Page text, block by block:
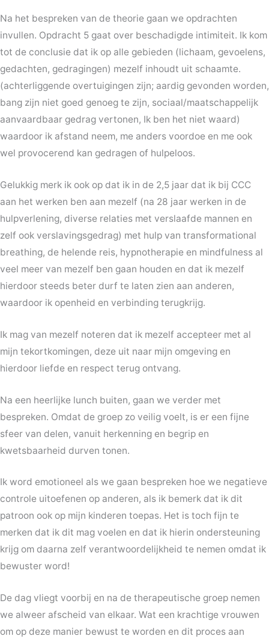
Na het bespreken van de theorie gaan we opdrachten
invullen. Opdracht 5 gaat over beschadigde intimiteit. Ik kom
tot de conclusie dat ik op alle gebieden (lichaam, gevoelens,
gedachten, gedragingen) mezelf inhoudt uit schaamte.
(achterliggende overtuigingen zijn; aardig gevonden worden,
bang zijn niet goed genoeg te zijn, sociaal/maatschappelijk
aanvaardbaar gedrag vertonen, Ik ben het niet waard)
waardoor ik afstand neem, me anders voordoe en me ook
wel provocerend kan gedragen of hulpeloos.
Gelukkig merk ik ook op dat ik in de 2,5 jaar dat ik bij CCC
aan het werken ben aan mezelf (na 28 jaar werken in de
hulpverlening, diverse relaties met verslaafde mannen en
zelf ook verslavingsgedrag) met hulp van transformational
breathing, de helende reis, hypnotherapie en mindfulness al
veel meer van mezelf ben gaan houden en dat ik mezelf
hierdoor steeds beter durf te laten zien aan anderen,
waardoor ik openheid en verbinding terugkrijg.
Ik mag van mezelf noteren dat ik mezelf accepteer met al
mijn tekortkomingen, deze uit naar mijn omgeving en
hierdoor liefde en respect terug ontvang.
Na een heerlijke lunch buiten, gaan we verder met
bespreken. Omdat de groep zo veilig voelt, is er een fijne
sfeer van delen, vanuit herkenning en begrip en
kwetsbaarheid durven tonen.
Ik word emotioneel als we gaan bespreken hoe we negatieve
controle uitoefenen op anderen, als ik bemerk dat ik dit
patroon ook op mijn kinderen toepas. Het is toch fijn te
merken dat ik dit mag voelen en dat ik hierin ondersteuning
krijg om daarna zelf verantwoordelijkheid te nemen omdat ik
bewuster word!
De dag vliegt voorbij en na de therapeutische groep nemen
we alweer afscheid van elkaar. Wat een krachtige vrouwen
om op deze manier bewust te worden en dit proces aan